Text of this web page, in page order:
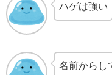
ハゲは強い
名前からし